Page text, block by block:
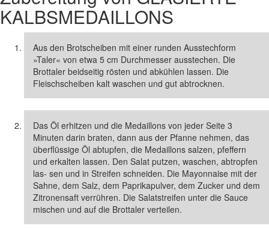
KALBSMEDAILLONS
Aus den Brotscheiben mit einer runden Ausstechform
»Taler« von etwa 5 cm Durchmesser ausstechen. Die
Brottaler beidseitig rösten und abkühlen lassen. Die
Fleischscheiben kalt waschen und gut abtrocknen.
Das Öl erhitzen und die Medaillons von jeder Seite 3
Minuten darin braten, dann aus der Pfanne nehmen, das
überflüssige Öl abtupfen, die Medaillons salzen, pfeffern
und erkalten lassen. Den Salat putzen, waschen, abtropfen
las- sen und in Streifen schneiden. Die Mayonnaise mit der
Sahne, dem Salz, dem Paprikapulver, dem Zucker und dem
Zitronensaft verrühren. Die Salatstreifen unter die Sauce
mischen und auf die Brottaler verteilen.